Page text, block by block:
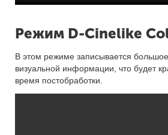
Режим D-Cinelike
В этом режиме записывается
визуальной информации, что будет
время постобработки.